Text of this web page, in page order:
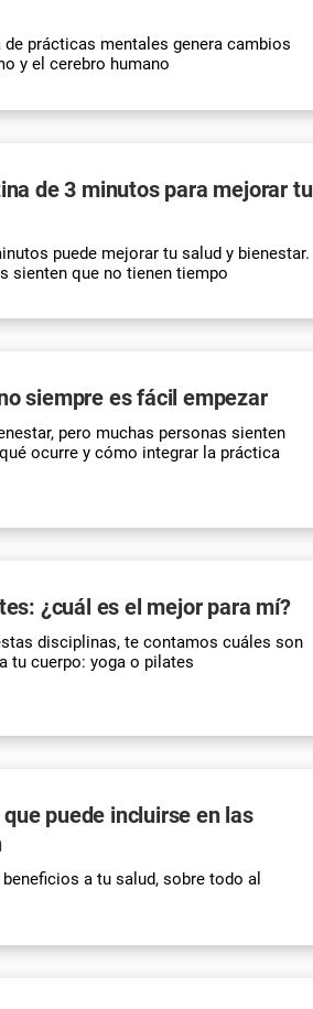
prácticas mentales genera cambios
y el cerebro humano
de 3 minutos para mejorar tu
puede mejorar tu salud y bienestar.
sienten que no tienen tiempo
siempre es fácil empezar
pero muchas personas sienten
ocurre y cómo integrar la práctica
¿cuál es el mejor para mí?
disciplinas, te contamos cuáles son
tu cuerpo: yoga o pilates
puede incluirse en las
a tu salud, sobre todo al